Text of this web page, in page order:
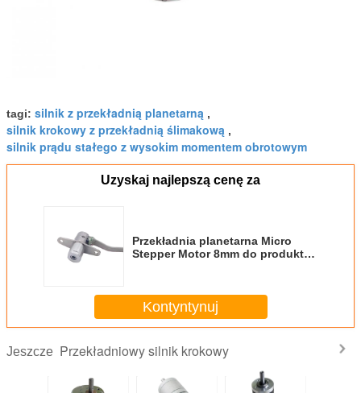
tagi: silnik z przekładnią planetarną ,
silnik krokowy z przekładnią ślimakową ,
silnik prądu stałego z wysokim momentem obrotowym
Uzyskaj najlepszą cenę za
Przekładnia planetarna Micro
Stepper Motor 8mm do produktu
Kontyntynuj
Jeszcze Przekładniowy silnik krokowy